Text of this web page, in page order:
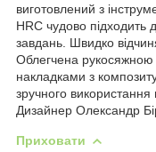
виготовлений з
HRC чудово підходить
завдань. Швидко
Облегчена
накладками з
зручного
Дизайнер Олександр
Приховати